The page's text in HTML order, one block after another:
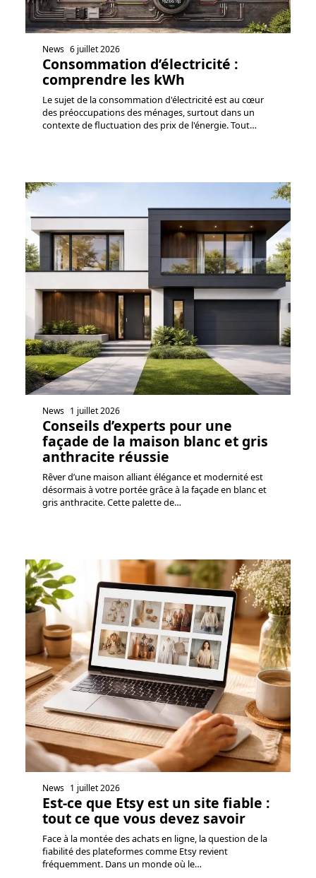
News 6 juillet 2026
Consommation d’électricité :
comprendre les kWh
Le sujet de la consommation d'électricité est au cœur
des préoccupations des ménages, surtout dans un
contexte de fluctuation des prix de l'énergie. Tout…
News 1 juillet 2026
Conseils d’experts pour une
façade de la maison blanc et gris
anthracite réussie
Rêver d’une maison alliant élégance et modernité est
désormais à votre portée grâce à la façade en blanc et
gris anthracite. Cette palette de…
News 1 juillet 2026
Est-ce que Etsy est un site fiable :
tout ce que vous devez savoir
Face à la montée des achats en ligne, la question de la
fiabilité des plateformes comme Etsy revient
fréquemment. Dans un monde où le…